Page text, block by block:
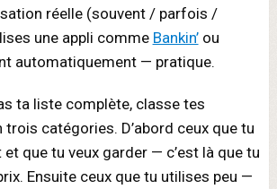
réelle (souvent / parfois /
une appli comme Bankin’ou
automatiquement — pratique.
ta liste complète, classe tes
trois catégories. D’abord ceux que tu
que tu veux garder — c’est là que tu
Ensuite ceux que tu utilises peu —